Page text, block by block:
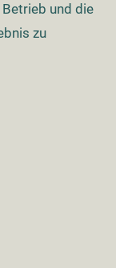
und die
zu